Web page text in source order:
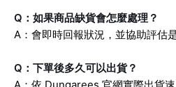
Q：如果商品缺貨會怎麼處理？
A：會即時回報狀況，並協助評估
Q：下單後多久可以出貨？